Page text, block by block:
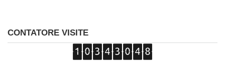
CONTATORE VISITE